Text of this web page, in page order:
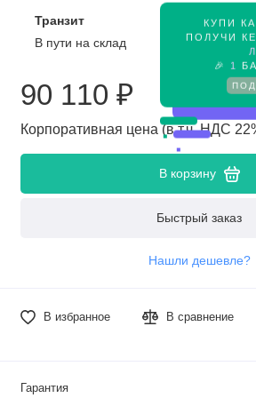
КУПИ
ПОЛУЧИ
🎉 1
Транзит
В пути на склад
90 110 ₽
Корпоративная цена (в т.ч. НДС
В корзину
Быстрый заказ
Нашли дешевле?
В избранное В сравнение
Гарантия